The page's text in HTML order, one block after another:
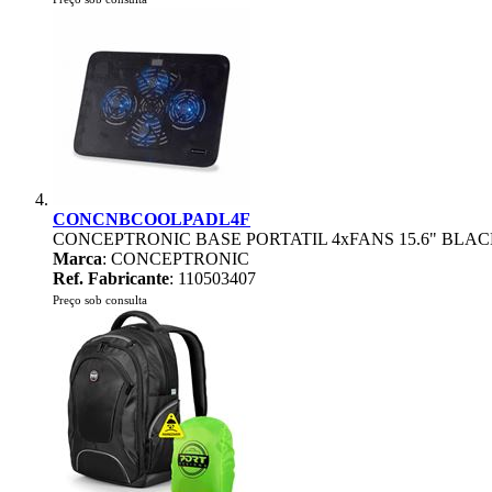
CONCNBCOOLPADL4F
CONCEPTRONIC BASE PORTATIL 4xFANS 15.6"
Marca: CONCEPTRONIC
Ref. Fabricante: 110503407
Preço sob consulta